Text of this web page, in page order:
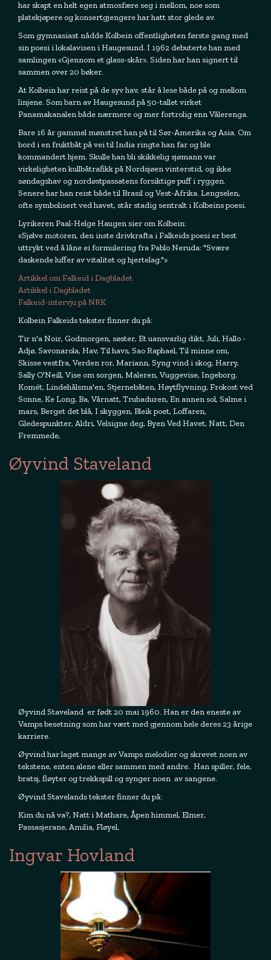
har skapt en helt egen atmosfære seg i mellom, noe som
platekjøpere og konsertgjengere har hatt stor glede av.
Som gymnasiast nådde Kolbein offentligheten første gang med
sin poesi i lokalavisen i Haugesund. I 1962 debuterte han med
samlingen «Gjennom et glass-skår». Siden har han signert til
sammen over 20 bøker.
At Kolbein har reist på de syv hav, står å lese både på og mellom
linjene. Som barn av Haugesund på 50-tallet virket
Panamakanalen både nærmere og mer fortrolig enn Vålerenga.
Bare 16 år gammel mønstret han på til Sør-Amerika og Asia. Om
bord i en fruktbåt på vei til India ringte han far og ble
kommandert hjem. Skulle han bli skikkelig sjømann var
virkeligheten kullbåtrafikk på Nordsjøen vinterstid, og ikke
søndagshav og nordøstpassatens forsiktige puff i ryggen.
Senere har han reist både til Brasil og Vest-Afrika. Lengselen,
ofte symbolisert ved havet, står stadig sentralt i Kolbeins poesi.
Lyrikeren Paal-Helge Haugen sier om Kolbein:
«Sjølve motoren, den inste drivkrafta i Falkeids poesi er best
uttrykt ved å låne ei formulering fra Pablo Neruda: "Svære
daskende luffer av vitalitet og hjertelag."»
Artikkel om Falkeid i Dagbladet
Artikkel i Dagbladet
Falkeid-intervju på NRK
Kolbein Falkeids tekster finner du på:
Tir n'a Noir, Godmorgen, søster, Et uansvarlig dikt, Juli, Hallo -
Adjø, Savonarola, Hav, Til havs, Sao Raphael, Til minne om,
Skisse vestfra, Verden ror, Mariann, Syng vind i skog, Harry,
Sally O'Neill, Vise om sorgen, Maleren, Vuggevise, Ingeborg,
Komét, Lindehålsma'en, Stjernebåten, Høytflyvning, Frokost ved
Sonne, Ke Long, Ba, Vårnatt, Trubaduren, En annen sol, Salme i
mars, Berget det blå, I skyggen, Bleik poet, Loffaren,
Gledespunkter, Aldri, Velsigne deg, Byen Ved Havet, Natt, Den
Fremmede,
Øyvind Staveland
Øyvind Staveland er født 20 mai 1960. Han er den eneste av
Vamps besetning som har vært med gjennom hele deres 23 årige
karriere.
Øyvind har laget mange av Vamps melodier og skrevet noen av
tekstene, enten alene eller sammen med andre. Han spiller, fele,
bratsj, fløyter og trekkspill og synger noen av sangene.
Øyvind Stavelands tekster finner du på:
Kim du nå va?, Natt i Mathare, Åpen himmel, Elmer,
Passasjerane, Amilia, Fløyel,
Ingvar Hovland